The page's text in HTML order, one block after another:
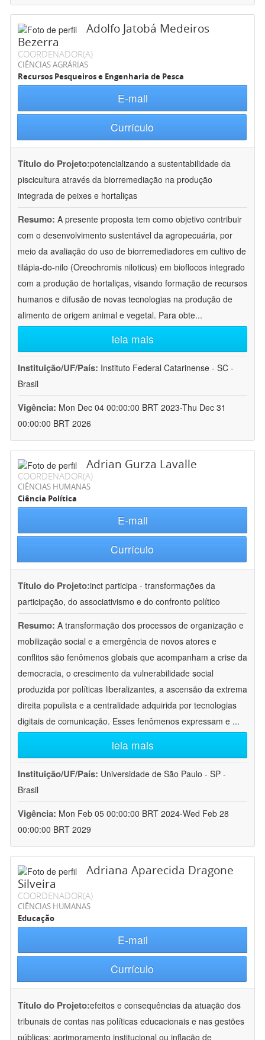
Adolfo Jatobá Medeiros
Bezerra
COORDENADOR(A)
CIÊNCIAS AGRÁRIAS
Recursos Pesqueiros e Engenharia de Pesca
E-mail
Currículo
Título do Projeto:potencializando a sustentabilidade da
piscicultura através da biorremediação na produção
integrada de peixes e hortaliças
Resumo: A presente proposta tem como objetivo contribuir
com o desenvolvimento sustentável da agropecuária, por
meio da avaliação do uso de biorremediadores em cultivo de
tilápia-do-nilo (Oreochromis niloticus) em bioflocos integrado
com a produção de hortaliças, visando formação de recursos
humanos e difusão de novas tecnologias na produção de
alimento de origem animal e vegetal. Para obte...
leia mais
Instituição/UF/País: Instituto Federal Catarinense - SC -
Brasil
Vigência: Mon Dec 04 00:00:00 BRT 2023-Thu Dec 31
00:00:00 BRT 2026
Adrian Gurza Lavalle
COORDENADOR(A)
CIÊNCIAS HUMANAS
Ciência Política
E-mail
Currículo
Título do Projeto:inct participa - transformações da
participação, do associativismo e do confronto político
Resumo: A transformação dos processos de organização e
mobilização social e a emergência de novos atores e
conflitos são fenômenos globais que acompanham a crise da
democracia, o crescimento da vulnerabilidade social
produzida por políticas liberalizantes, a ascensão da extrema
direita populista e a centralidade adquirida por tecnologias
digitais de comunicação. Esses fenômenos expressam e ...
leia mais
Instituição/UF/País: Universidade de São Paulo - SP -
Brasil
Vigência: Mon Feb 05 00:00:00 BRT 2024-Wed Feb 28
00:00:00 BRT 2029
Adriana Aparecida Dragone
Silveira
COORDENADOR(A)
CIÊNCIAS HUMANAS
Educação
E-mail
Currículo
Título do Projeto:efeitos e consequências da atuação dos
tribunais de contas nas políticas educacionais e nas gestões
públicas: aprimoramento institucional ou inflação de